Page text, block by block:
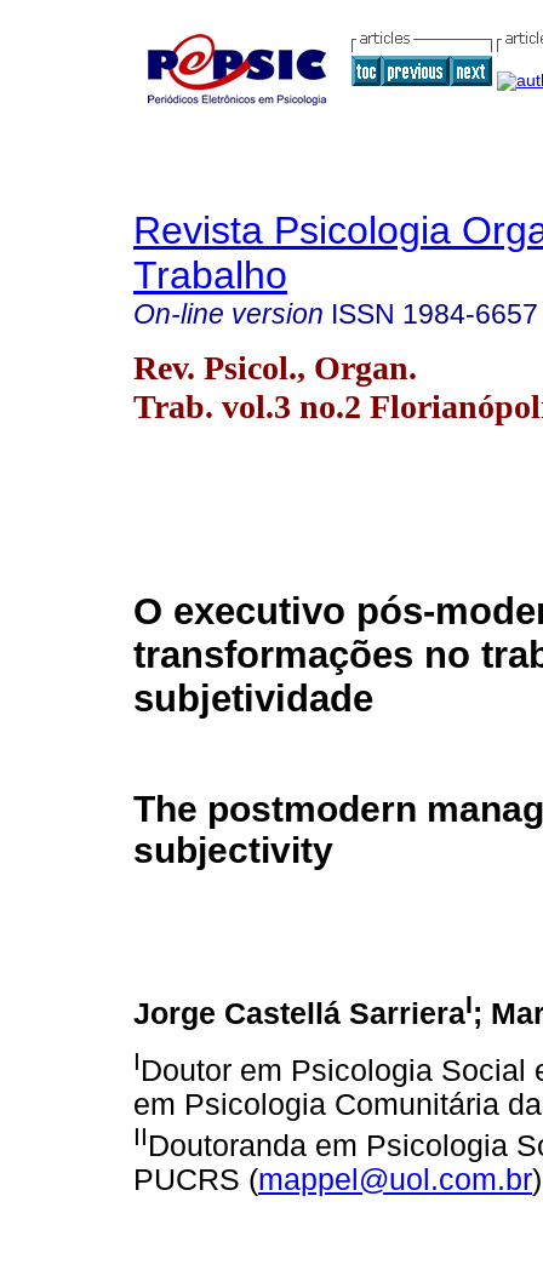
Revista Psicologia
Trabalho
On-line version ISSN 1984-6657
Rev. Psicol., Organ.
Trab. vol.3 no.2
O executivo pós-
transformações no
subjetividade
The postmodern
subjectivity
Jorge Castellá SarrieraI;
IDoutor em Psicologia Social
em Psicologia Comunitária
IIDoutoranda em Psicologia
PUCRS (mappel@uol.com.br)